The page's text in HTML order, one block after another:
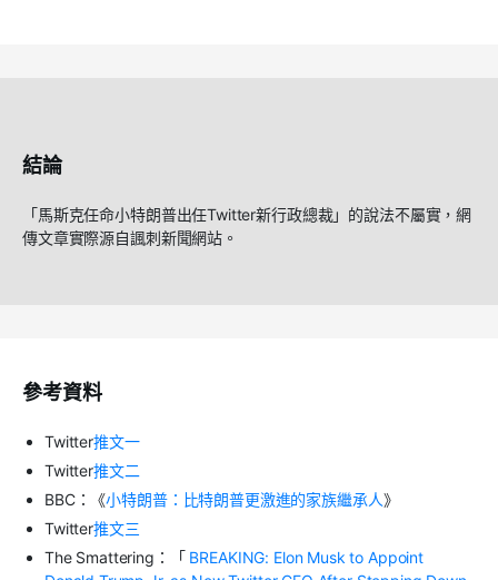
結論
「馬斯克任命小特朗普出任Twitter新行政總裁」的說法不屬實，網
傳文章實際源自諷刺新聞網站。
參考資料
Twitter推文一
Twitter推文二
BBC：《小特朗普：比特朗普更激進的家族繼承人》
Twitter推文三
The Smattering ：「 BREAKING: Elon Musk to Appoint